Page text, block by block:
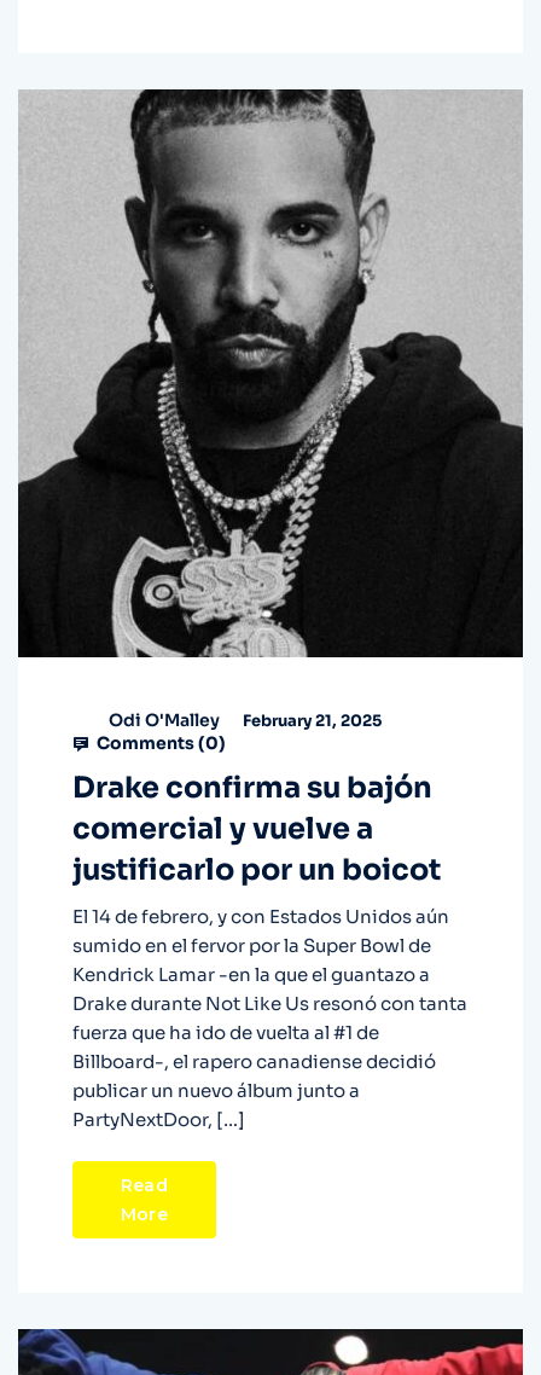
Odi O'Malley February 21, 2025
Comments (0)
Drake confirma su bajón
comercial y vuelve a
justificarlo por un boicot
El 14 de febrero, y con Estados Unidos aún
sumido en el fervor por la Super Bowl de
Kendrick Lamar -en la que el guantazo a
Drake durante Not Like Us resonó con tanta
fuerza que ha ido de vuelta al #1 de
Billboard-, el rapero canadiense decidió
publicar un nuevo álbum junto a
PartyNextDoor, […]
Read
More